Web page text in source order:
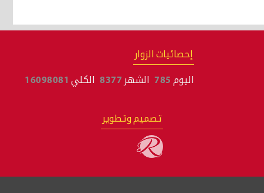
إحصائيات الزوار
اليوم 785 الشهر 8377 الكلي 16098081
تصميم وتطوير